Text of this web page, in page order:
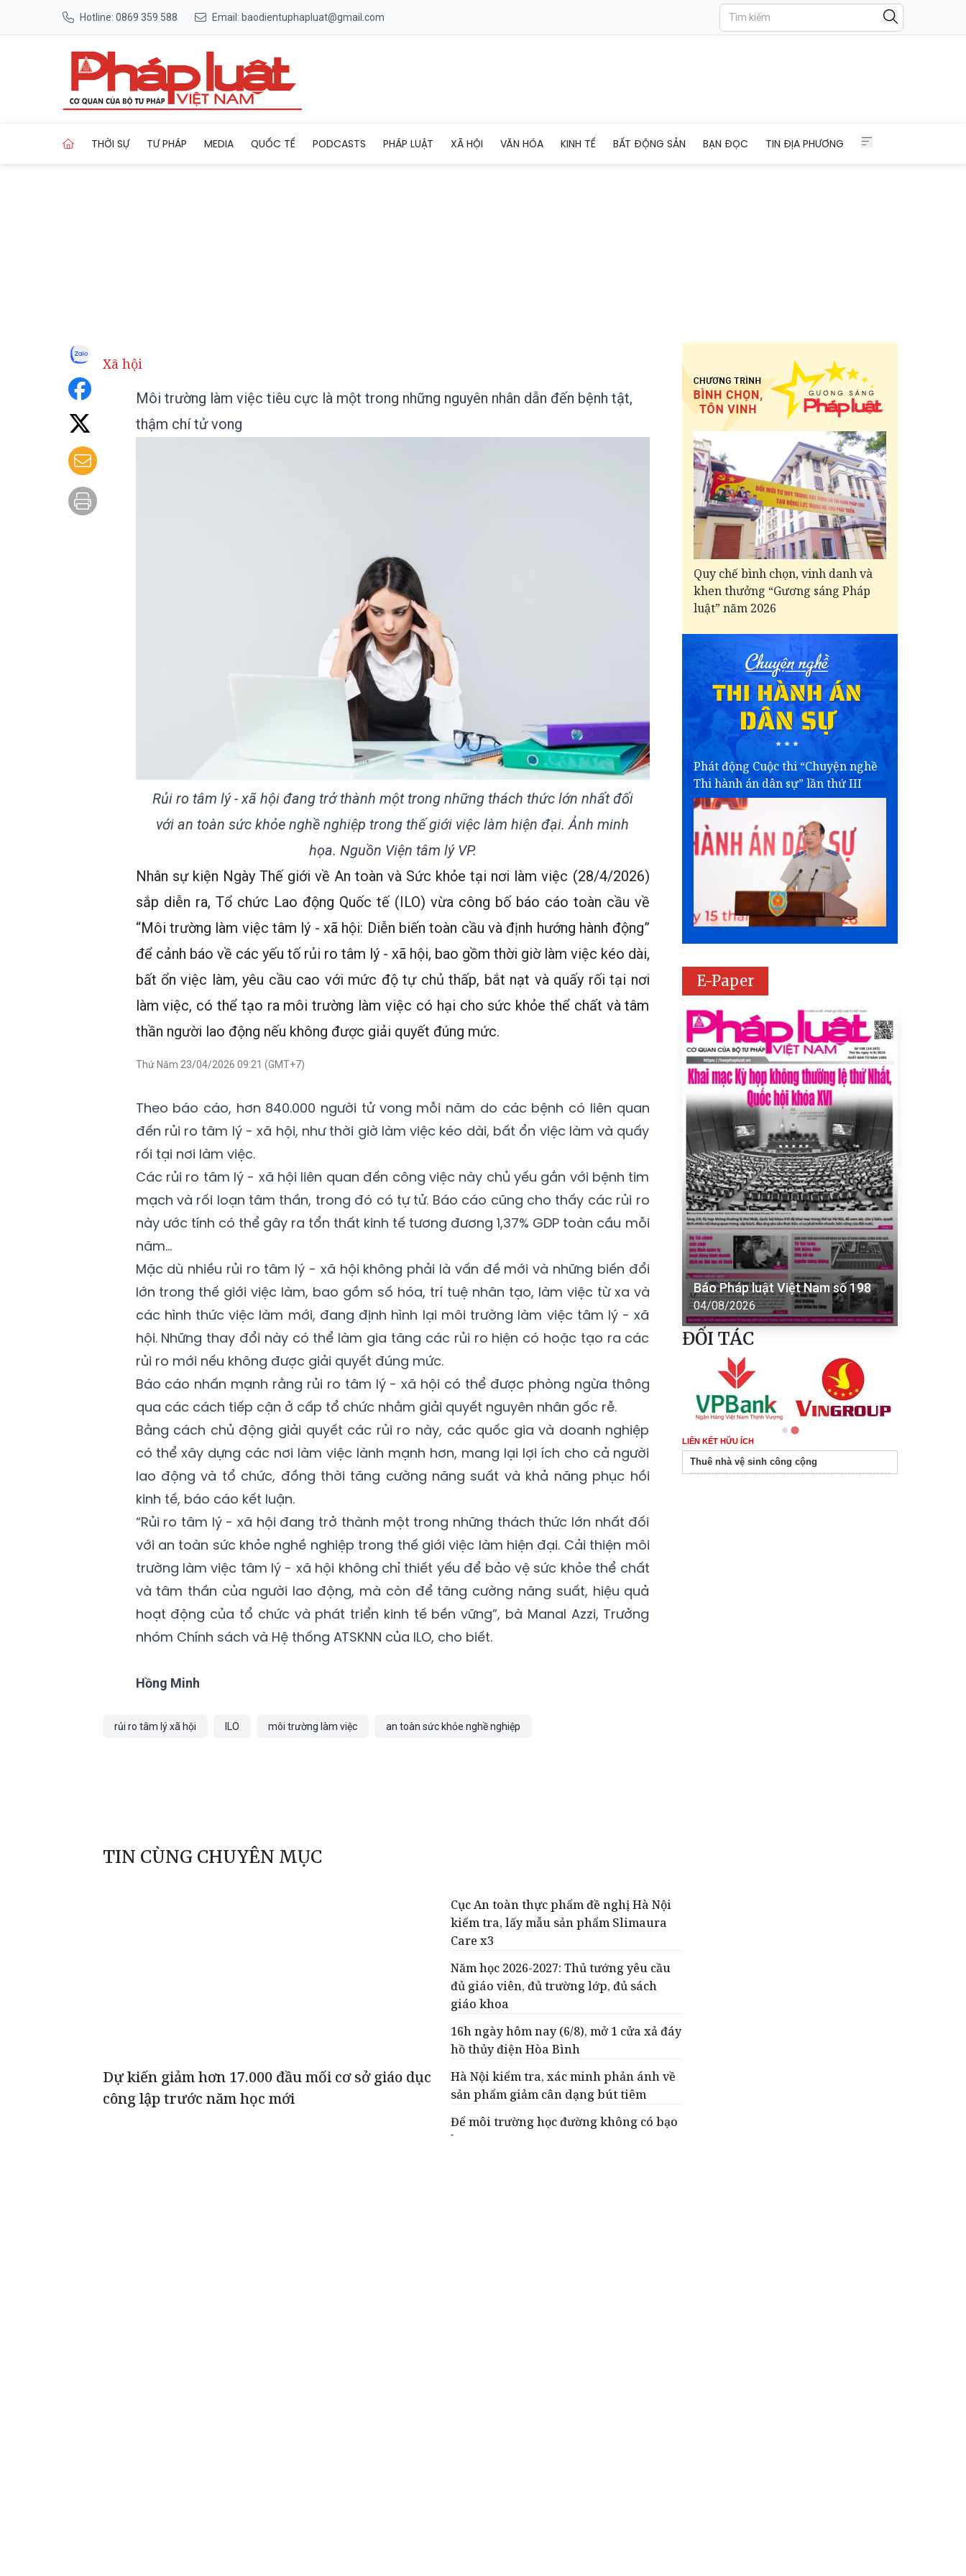
Hotline: 0869 359 588 Email: baodientuphapluat@gmail.com
THỜI SỰ TƯ PHÁP MEDIA QUỐC TẾ PODCASTS PHÁP LUẬT XÃ HỘI VĂN HÓA KINH TẾ BẤT ĐỘNG SẢN BẠN ĐỌC TIN ĐỊA PHƯƠNG
Xã hội
Môi trường làm việc tiêu cực là một trong những nguyên nhân dẫn đến bệnh tật,
thậm chí tử vong
Rủi ro tâm lý - xã hội đang trở thành một trong những thách thức lớn nhất đối
với an toàn sức khỏe nghề nghiệp trong thế giới việc làm hiện đại. Ảnh minh
họa. Nguồn Viện tâm lý VP.
Nhân sự kiện Ngày Thế giới về An toàn và Sức khỏe tại nơi làm việc (28/4/2026)
sắp diễn ra, Tổ chức Lao động Quốc tế (ILO) vừa công bố báo cáo toàn cầu về
“Môi trường làm việc tâm lý - xã hội: Diễn biến toàn cầu và định hướng hành động”
để cảnh báo về các yếu tố rủi ro tâm lý - xã hội, bao gồm thời giờ làm việc kéo dài,
bất ổn việc làm, yêu cầu cao với mức độ tự chủ thấp, bắt nạt và quấy rối tại nơi
làm việc, có thể tạo ra môi trường làm việc có hại cho sức khỏe thể chất và tâm
thần người lao động nếu không được giải quyết đúng mức.
Thứ Năm 23/04/2026 09:21 (GMT+7)
Theo báo cáo, hơn 840.000 người tử vong mỗi năm do các bệnh có liên quan
đến rủi ro tâm lý - xã hội, như thời giờ làm việc kéo dài, bất ổn việc làm và quấy
rối tại nơi làm việc.
Các rủi ro tâm lý - xã hội liên quan đến công việc này chủ yếu gắn với bệnh tim
mạch và rối loạn tâm thần, trong đó có tự tử. Báo cáo cũng cho thấy các rủi ro
này ước tính có thể gây ra tổn thất kinh tế tương đương 1,37% GDP toàn cầu mỗi
năm...
Mặc dù nhiều rủi ro tâm lý - xã hội không phải là vấn đề mới và những biến đổi
lớn trong thế giới việc làm, bao gồm số hóa, trí tuệ nhân tạo, làm việc từ xa và
các hình thức việc làm mới, đang định hình lại môi trường làm việc tâm lý - xã
hội. Những thay đổi này có thể làm gia tăng các rủi ro hiện có hoặc tạo ra các
rủi ro mới nếu không được giải quyết đúng mức.
Báo cáo nhấn mạnh rằng rủi ro tâm lý - xã hội có thể được phòng ngừa thông
qua các cách tiếp cận ở cấp tổ chức nhằm giải quyết nguyên nhân gốc rễ.
Bằng cách chủ động giải quyết các rủi ro này, các quốc gia và doanh nghiệp
có thể xây dựng các nơi làm việc lành mạnh hơn, mang lại lợi ích cho cả người
lao động và tổ chức, đồng thời tăng cường năng suất và khả năng phục hồi
kinh tế, báo cáo kết luận.
“Rủi ro tâm lý - xã hội đang trở thành một trong những thách thức lớn nhất đối
với an toàn sức khỏe nghề nghiệp trong thế giới việc làm hiện đại. Cải thiện môi
trường làm việc tâm lý - xã hội không chỉ thiết yếu để bảo vệ sức khỏe thể chất
và tâm thần của người lao động, mà còn để tăng cường năng suất, hiệu quả
hoạt động của tổ chức và phát triển kinh tế bền vững”, bà Manal Azzi, Trưởng
nhóm Chính sách và Hệ thống ATSKNN của ILO, cho biết.
Hồng Minh
rủi ro tâm lý xã hội ILO môi trường làm việc an toàn sức khỏe nghề nghiệp
TIN CÙNG CHUYÊN MỤC
Dự kiến giảm hơn 17.000 đầu mối cơ sở giáo dục
công lập trước năm học mới
Cục An toàn thực phẩm đề nghị Hà Nội
kiểm tra, lấy mẫu sản phẩm Slimaura
Care x3
Năm học 2026-2027: Thủ tướng yêu cầu
đủ giáo viên, đủ trường lớp, đủ sách
giáo khoa
16h ngày hôm nay (6/8), mở 1 cửa xả đáy
hồ thủy điện Hòa Bình
Hà Nội kiểm tra, xác minh phản ánh về
sản phẩm giảm cân dạng bút tiêm
Để môi trường học đường không có bạo
lực
Quy chế bình chọn, vinh danh và
khen thưởng “Gương sáng Pháp
luật” năm 2026
Phát động Cuộc thi “Chuyện nghề
Thi hành án dân sự” lần thứ III
E-Paper
Báo Pháp luật Việt Nam số 198
04/08/2026
ĐỐI TÁC
LIÊN KẾT HỮU ÍCH
Thuê nhà vệ sinh công cộng